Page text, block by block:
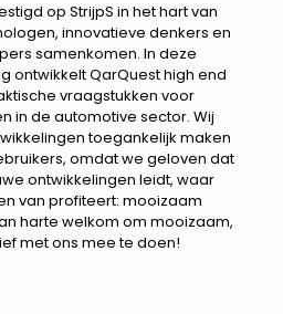
op StrijpS in het hart van
innovatieve denkers en
samenkomen. In deze
ontwikkelt QarQuest high end
vraagstukken voor
in de automotive sector. Wij
toegankelijk maken
omdat we geloven dat
ontwikkelingen leidt, waar
van profiteert: mooizaam
harte welkom om mooizaam,
met ons mee te doen!